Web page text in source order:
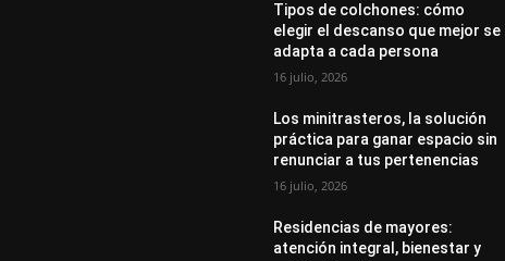
Tipos de colchones: cómo
elegir el descanso que mejor se
adapta a cada persona
16 julio, 2026
Los minitrasteros, la solución
práctica para ganar espacio sin
renunciar a tus pertenencias
16 julio, 2026
Residencias de mayores:
atención integral, bienestar y